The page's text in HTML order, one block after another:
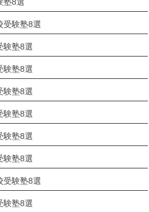
受験塾8選
験塾8選
験塾8選
験塾8選
験塾8選
験塾8選
験塾8選
受験塾8選
験塾8選